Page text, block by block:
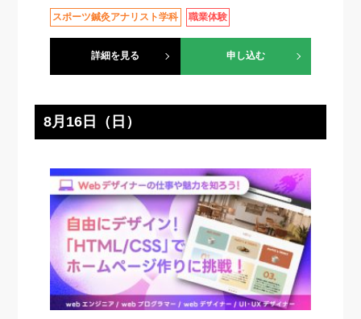
スポーツ鍼灸アナリスト学科 職業体験
詳細を見る 申し込む
8月16日（日）